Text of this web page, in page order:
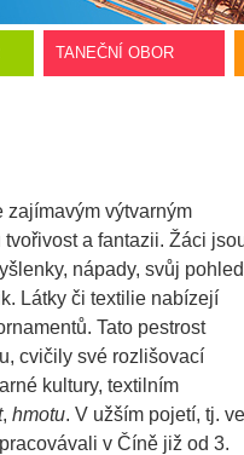
TANEČNÍ OBOR
zajímavým výtvarným
a fantazii. Žáci
nápady, svůj
Látky či textilie nabízejí
Tato pestrost
cvičily své rozlišovací
kultury, textilním
, hmotu. V užším pojetí, tj. ve
v Číně již od 3.